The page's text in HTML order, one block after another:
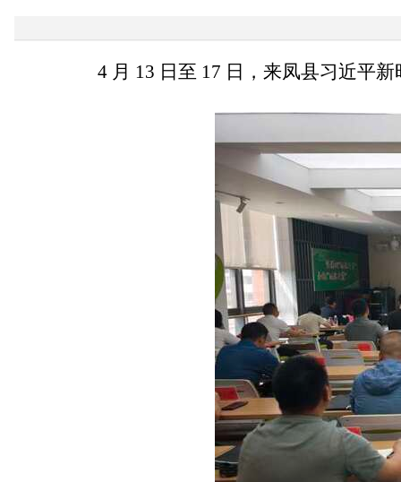
4 月 13 日至 17 日，来凤县习近平